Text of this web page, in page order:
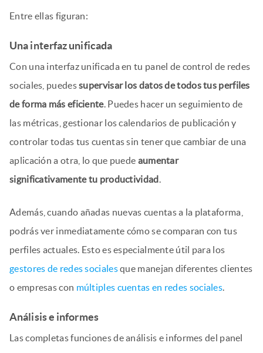
Entre ellas figuran:
Una interfaz unificada
Con una interfaz unificada en tu panel de control de redes
sociales, puedessupervisar los datos de todos tus perfiles
de forma más eficiente. Puedes hacer un seguimiento de
las métricas, gestionar los calendarios de publicación y
controlar todas tus cuentas sin tener que cambiar de una
aplicación a otra, lo que puede aumentar
significativamente tu productividad.
Además, cuando añadas nuevas cuentas a la plataforma,
podrás ver inmediatamente cómo se comparan con tus
perfiles actuales. Esto es especialmente útil para los
gestores de redes socialesque manejan diferentes clientes
o empresas con múltiples cuentas en redes sociales.
Análisis e informes
Las completas funciones de análisis e informes del panel